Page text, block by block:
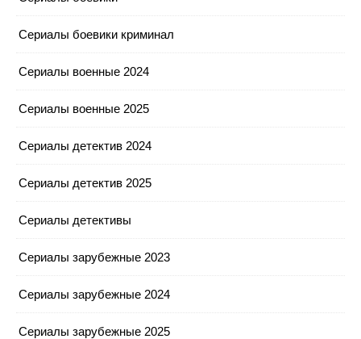
Сериалы боевики криминал
Сериалы военные 2024
Сериалы военные 2025
Сериалы детектив 2024
Сериалы детектив 2025
Сериалы детективы
Сериалы зарубежные 2023
Сериалы зарубежные 2024
Сериалы зарубежные 2025